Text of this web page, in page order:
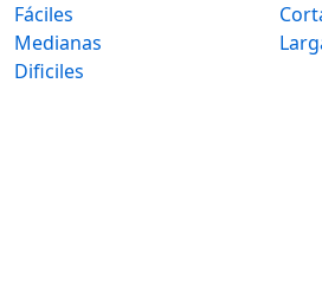
Fáciles
Medianas
Dificiles